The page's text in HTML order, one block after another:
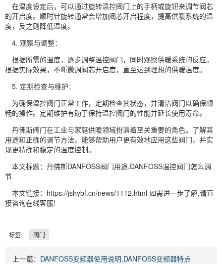
在温度设定后，可以通过旋转温控阀门上的手柄或旋钮来调节阀芯
的开启度。顺时针旋转通常会增加阀芯开启程度，提高供暖系统的温
度，反之则降低温度。
4. 观察与调整：
根据所需的温度，逐步调整温控阀门，同时观察供暖系统的反应。
根据实际效果，不断微调阀芯开启度，直至达到理想的供暖温度。
5. 定期检查与维护：
为确保温控阀门正常工作，定期检查其状态，并清洁阀门以确保顺
畅的操作。定期维护有助于保持温控阀门的性能并延长使用寿命。
丹佛斯阀门在工业与家庭供暖领域扮演着至关重要的角色。了解其
用途和正确的调节方法，能够帮助用户更有效地应用这些阀门，并实
现更精确和稳定的温度控制。
本文标题：丹佛斯DANFOSS阀门用途,DANFOSS温控阀门怎么调
节
本文链接：https://jshybf.cn/news/1112.html 如需进一步了解,请直
接咨询在线客服!
标签: 阀门
上一篇： DANFOSS变频器使用说明,DANFOSS变频器特点